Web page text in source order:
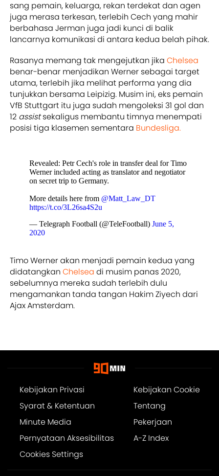
sang pemain, keluarga, rekan terdekat dan agen
juga merasa terkesan, terlebih Cech yang mahir
berbahasa Jerman juga jadi kunci di balik
lancarnya komunikasi di antara kedua belah pihak.
Rasanya memang tak mengejutkan jika Chelsea
benar-benar menjadikan Werner sebagai target
utama, terlebih jika melihat performa yang dia
tunjukkan bersama Leipizig. Musim ini, eks pemain
VfB Stuttgart itu juga sudah mengoleksi 31 gol dan
12 assistsekaligus membantu timnya menempati
posisi tiga klasemen sementara Bundesliga.
Revealed: Petr Cech's role in transfer deal for Timo
Werner included acting as translator and negotiator
on secret trip to Germany.
More details here from @Matt_Law_DT
https://t.co/3L26sa4S2u
— Telegraph Football (@TeleFootball) June 5,
2020
Timo Werner akan menjadi pemain kedua yang
didatangkan Chelsea di musim panas 2020,
sebelumnya mereka sudah terlebih dulu
mengamankan tanda tangan Hakim Ziyech dari
Ajax Amsterdam.
Kebijakan Privasi
Kebijakan Cookie
Syarat & Ketentuan
Tentang
Minute Media
Pekerjaan
Pernyataan Aksesibilitas
A-Z Index
Cookies Settings